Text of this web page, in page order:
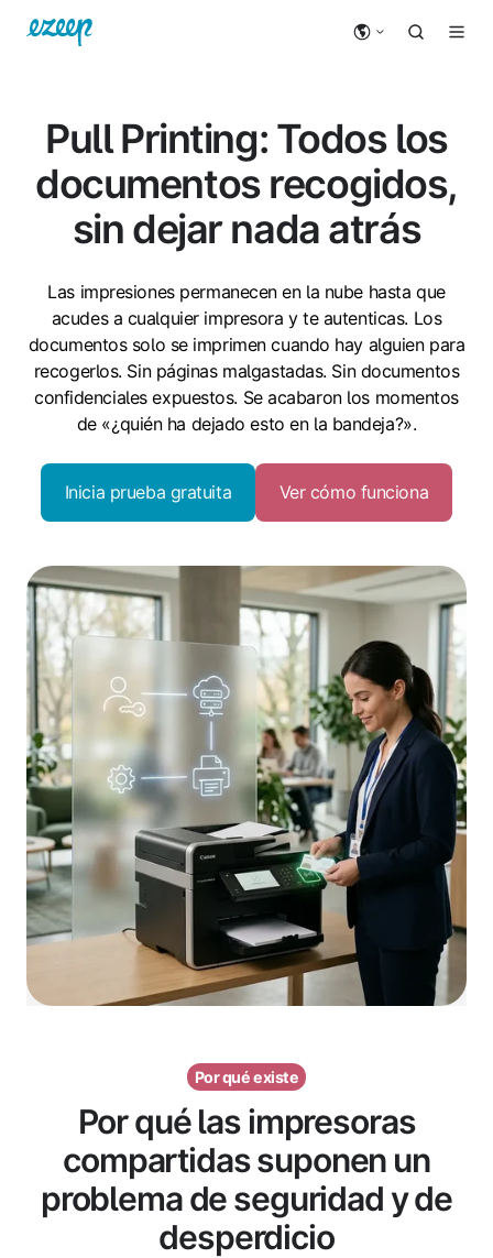
Pull Printing: Todos los
documentos recogidos,
sin dejar nada atrás
Las impresiones permanecen en la nube hasta que
acudes a cualquier impresora y te autenticas. Los
documentos solo se imprimen cuando hay alguien para
recogerlos. Sin páginas malgastadas. Sin documentos
confidenciales expuestos. Se acabaron los momentos
de «¿quién ha dejado esto en la bandeja?».
Inicia prueba gratuita Ver cómo funciona
Por qué existe
Por qué las impresoras
compartidas suponen un
problema de seguridad y de
desperdicio